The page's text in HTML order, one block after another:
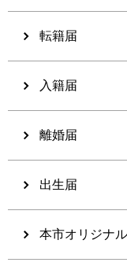
転籍届
入籍届
離婚届
出生届
本市オリジナ